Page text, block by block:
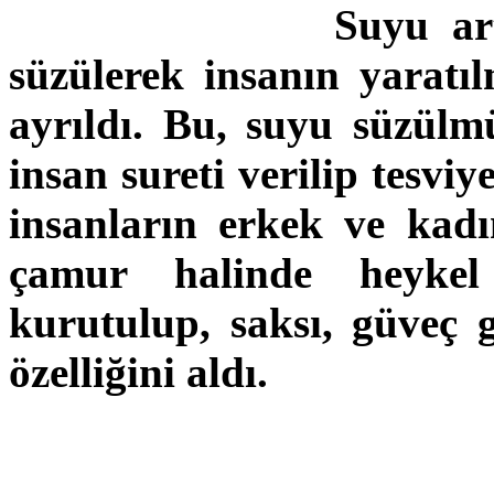
Suyu
süzülerek insanın
ayrıldı. Bu, suyu
insan sureti verilip
insanların erkek ve
çamur halinde
kurutulup, saksı, güveç
özelliğini aldı.